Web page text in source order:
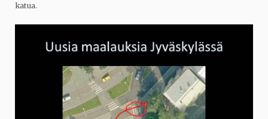
katua.